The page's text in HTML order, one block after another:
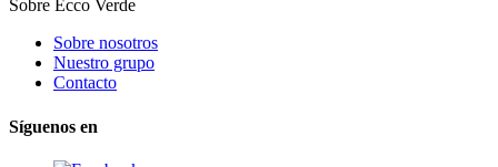
Sobre Ecco Verde
Sobre nosotros
Nuestro grupo
Contacto
Síguenos en